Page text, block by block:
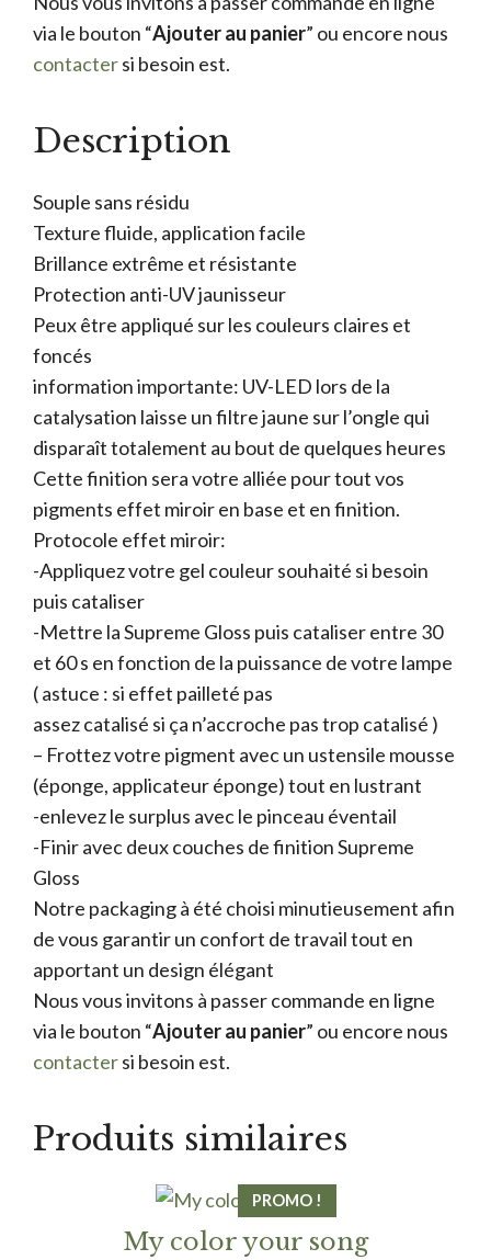
via le bouton “Ajouter au panier” ou encore nous
contactersi besoin est.
Description
Souple sans résidu
Texture fluide, application facile
Brillance extrême et résistante
Protection anti-UV jaunisseur
Peux être appliqué sur les couleurs claires et
foncés
information importante: UV-LED lors de la
catalysation laisse un filtre jaune sur l’ongle qui
disparaît totalement au bout de quelques heures
Cette finition sera votre alliée pour tout vos
pigments effet miroir en base et en finition.
Protocole effet miroir:
-Appliquez votre gel couleur souhaité si besoin
puis cataliser
-Mettre la Supreme Gloss puis cataliser entre 30
et 60 s en fonction de la puissance de votre lampe
( astuce : si effet pailleté pas
assez catalisé si ça n’accroche pas trop catalisé )
– Frottez votre pigment avec un ustensile mousse
(éponge, applicateur éponge) tout en lustrant
-enlevez le surplus avec le pinceau éventail
-Finir avec deux couches de finition Supreme
Gloss
Notre packaging à été choisi minutieusement afin
de vous garantir un confort de travail tout en
apportant un design élégant
Nous vous invitons à passer commande en ligne
via le bouton “Ajouter au panier” ou encore nous
contactersi besoin est.
Produits similaires
PROMO !
My color your song